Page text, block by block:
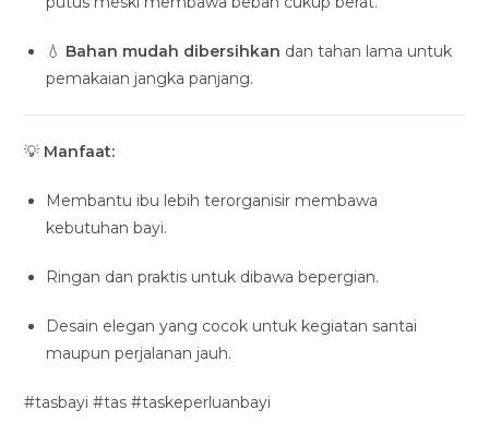
💧 Bahan mudah dibersihkan dan tahan lama untuk
pemakaian jangka panjang.
💡 Manfaat:
Membantu ibu lebih terorganisir membawa
kebutuhan bayi.
Ringan dan praktis untuk dibawa bepergian.
Desain elegan yang cocok untuk kegiatan santai
maupun perjalanan jauh.
#tasbayi #tas #taskeperluanbayi